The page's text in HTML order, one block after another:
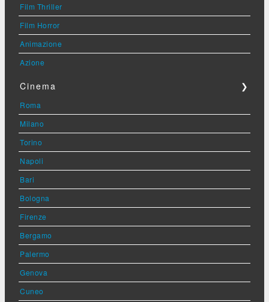
Film Thriller
Film Horror
Animazione
Azione
Cinema ❯
Roma
Milano
Torino
Napoli
Bari
Bologna
Firenze
Bergamo
Palermo
Genova
Cuneo